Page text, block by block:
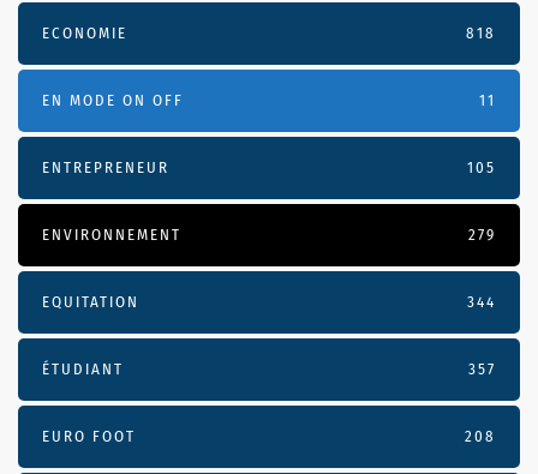
ECONOMIE 818
EN MODE ON OFF 11
ENTREPRENEUR 105
ENVIRONNEMENT 279
EQUITATION 344
ÉTUDIANT 357
EURO FOOT 208